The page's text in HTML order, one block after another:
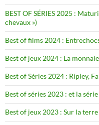
BEST OF SÉRIES 2025 :
chevaux »)
Best of films 2024 :
Best of jeux 2024 : La
Best of Séries 2024 : Ripley,
Best of séries 2023 : et la
Best of jeux 2023 : Sur la